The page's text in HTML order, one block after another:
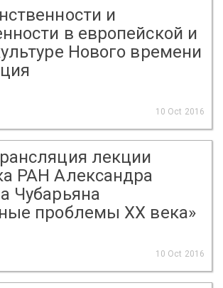
и
в европейской и
Нового времени
10 Oct 2016
лекции
РАН Александра
Чубарьяна
проблемы XX века»
10 Oct 2016